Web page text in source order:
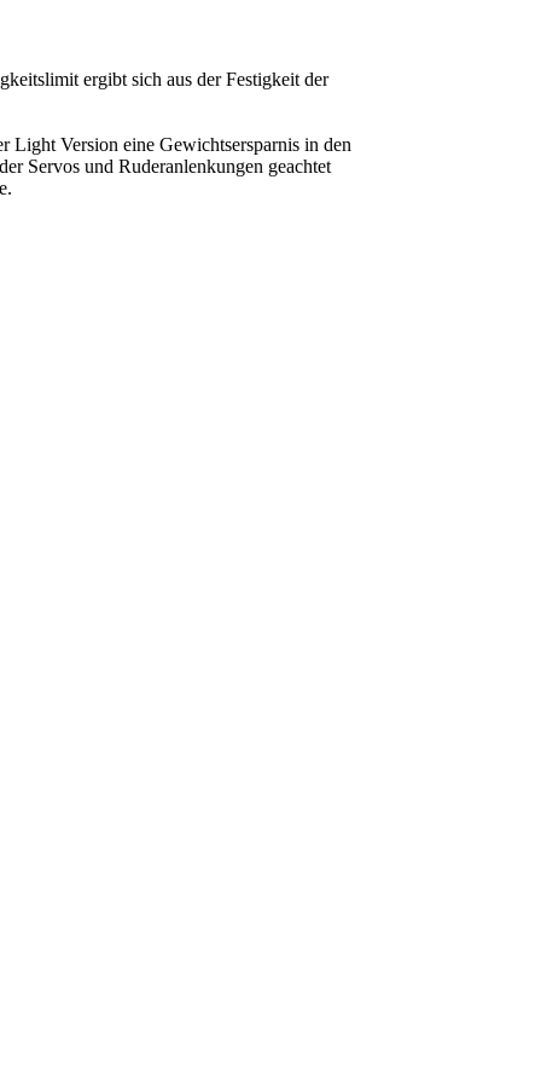
ergibt sich aus der Festigkeit der
Light Version eine Gewichtsersparnis in den
Servos und Ruderanlenkungen geachtet